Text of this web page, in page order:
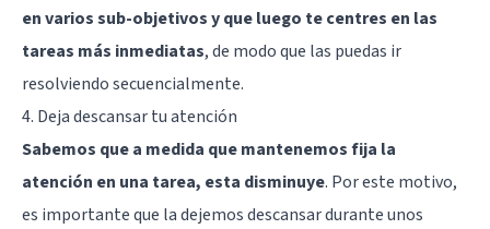
en varios sub-objetivos y que luego te centres en las
tareas más inmediatas, de modo que las puedas ir
resolviendo secuencialmente.
4. Deja descansar tu atención
Sabemos que a medida que mantenemos fija la
atención en una tarea, esta disminuye. Por este motivo,
es importante que la dejemos descansar durante unos